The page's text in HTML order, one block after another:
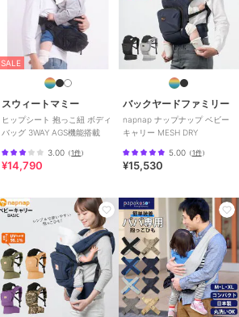
SALE
スウィートマミー
ヒップシート 抱っこ紐 ボディ
バッグ 3WAY AGS機能搭載
3.00 （1件）
¥14,790
バックヤードファミリー
napnap ナップナップ ベビー
キャリー MESH DRY
5.00（1件）
¥15,530